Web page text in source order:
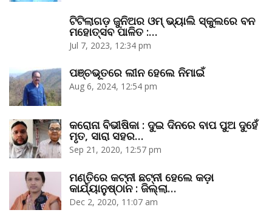
ଟିଟିଲାଗଡ଼ ଜୁନିଅର ଓମ୍‌ ଭ୍ୟାଲି ସ୍କୁଲରେ ବନ
ମହୋତ୍ସବ ପାଳିତ :…
Jul 7, 2023, 12:34 pm
ପଞ୍ଚଭୂତରେ ଲୀନ ହେଲେ ନିମାଇଁ
Aug 6, 2024, 12:54 pm
କରୋନା ବିଭୀଷିକା : ଦୁଇ ଦିନରେ ବାପ ପୁଅ ଦୁହେଁ
ମୃତ, ସାରା ସହର…
Sep 21, 2020, 12:57 pm
ମଣ୍ତିରେ କଟ୍‌ନୀ ଛଟ୍‌ନୀ ହେଲେ କଡ଼ା
କାର୍ଯ୍ୟାନୁଷ୍ଠାନ : ଜିଲ୍ଲା…
Dec 2, 2020, 11:07 am